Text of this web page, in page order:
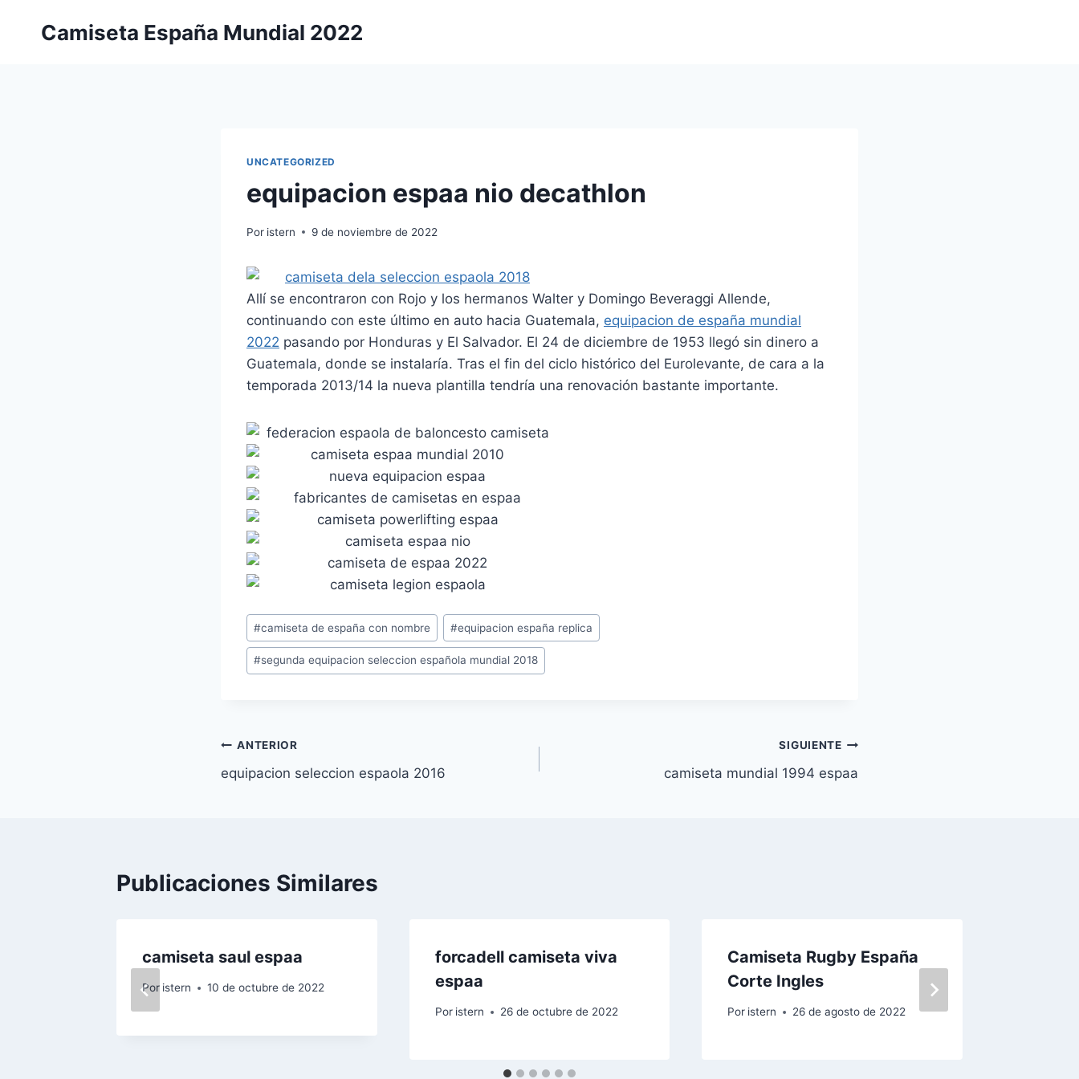
Camiseta España Mundial 2022
UNCATEGORIZED
equipacion espaa nio decathlon
Por istern 9 de noviembre de 2022
Allí se encontraron con Rojo y los hermanos Walter y Domingo Beveraggi Allende,
continuando con este último en auto hacia Guatemala, equipacion de españa mundial
2022 pasando por Honduras y El Salvador. El 24 de diciembre de 1953 llegó sin dinero a
Guatemala, donde se instalaría. Tras el fin del ciclo histórico del Eurolevante, de cara a la
temporada 2013/14 la nueva plantilla tendría una renovación bastante importante.
Etiquetas
de
la
#camiseta de españa con nombre #equipacion españa replica
#segunda equipacion seleccion española mundial 2018
Navegación
de
ANTERIOR
equipacion seleccion espaola 2016
SIGUIENTE
camiseta mundial 1994 espaa
Publicaciones Similares
camiseta saul espaa
Por istern 10 de octubre de 2022
forcadell camiseta viva
espaa
Por istern 26 de octubre de 2022
Camiseta Rugby España
Corte Ingles
Por istern 26 de agosto de 2022